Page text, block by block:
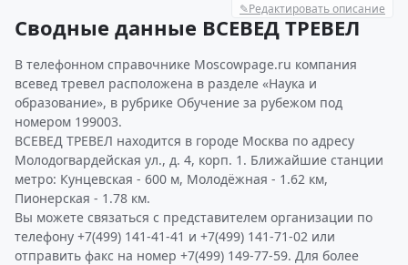
✎Редактировать описание
Сводные данные ВСЕВЕД ТРЕВЕЛ
В телефонном справочнике Moscowpage.ru компания
всевед тревел расположена в разделе «Наука и
образование», в рубрике Обучение за рубежом под
номером 199003.
ВСЕВЕД ТРЕВЕЛ находится в городе Москва по адресу
Молодогвардейская ул., д. 4, корп. 1. Ближайшие станции
метро: Кунцевская - 600 м, Молодёжная - 1.62 км,
Пионерская - 1.78 км.
Вы можете связаться с представителем организации по
телефону +7(499) 141-41-41 и +7(499) 141-71-02 или
отправить факс на номер +7(499) 149-77-59. Для более